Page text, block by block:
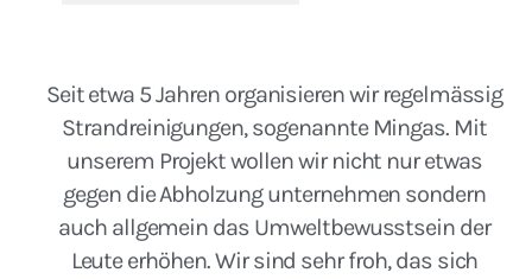
Seit etwa 5 Jahren organisieren wir regelmässig
Strandreinigungen, sogenannte Mingas. Mit
unserem Projekt wollen wir nicht nur etwas
gegen die Abholzung unternehmen sondern
auch allgemein das Umweltbewusstsein der
Leute erhöhen. Wir sind sehr froh, das sich